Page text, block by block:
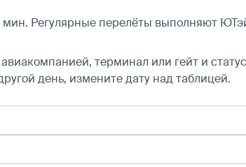
мин. Регулярные перелёты выполняют
терминал или гейт и
день, измените дату над таблицей.